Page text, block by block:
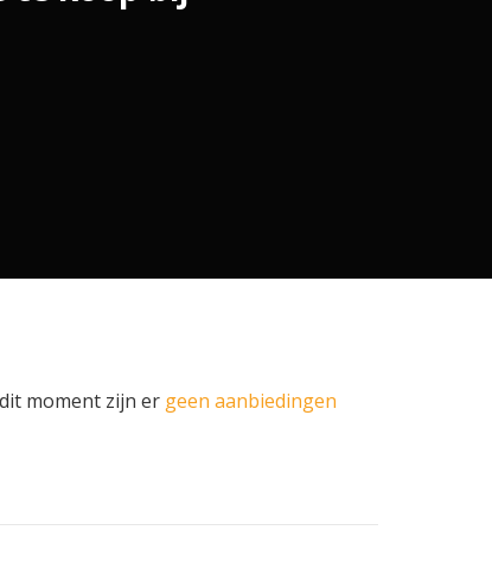
moment zijn er geen aanbiedingen